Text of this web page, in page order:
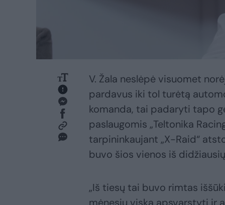
V. Žala neslėpė visuomet
pardavus iki tol turėtą
komanda, tai padaryti tapo
paslaugomis „Teltonika
tarpininkaujant „X-Raid“
buvo šios vienos iš
„Iš tiesų tai buvo rimtas